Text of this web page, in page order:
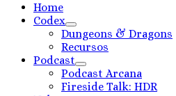
Home
Codex
Dungeons & Dragons
Recursos
Podcast
Podcast Arcana
Fireside Talk: HDR